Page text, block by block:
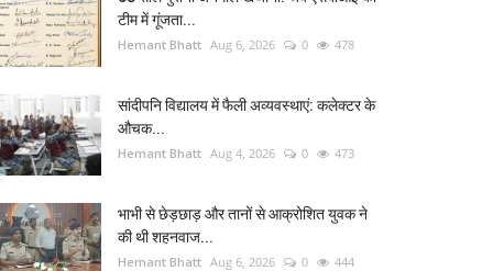
टीम में गूंजता...
Hemant Bhatt Aug 6, 2026 0 478
सांदीपनि विद्यालय में फैली अव्यवस्थाएं: कलेक्टर के
औचक...
Hemant Bhatt Aug 4, 2026 0 473
भाभी से छेड़छाड़ और तानों से आक्रोशित युवक ने
की थी शहनवाज...
Hemant Bhatt Aug 6, 2026 0 444